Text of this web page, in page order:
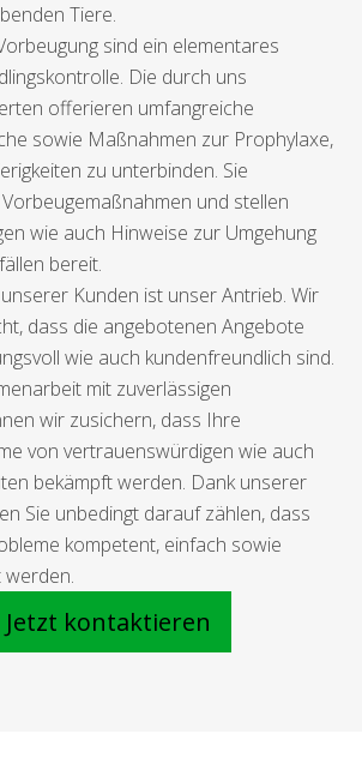
Tiere.
sind ein elementares
Die durch uns
offerieren umfangreiche
sowie Maßnahmen zur Prophylaxe,
zu unterbinden. Sie
und stellen
wie auch Hinweise zur Umgehung
bereit.
Kunden ist unser Antrieb. Wir
dass die angebotenen Angebote
wie auch kundenfreundlich sind.
mit zuverlässigen
wir zusichern, dass Ihre
von vertrauenswürdigen wie auch
bekämpft werden. Dank unserer
Sie unbedingt darauf zählen, dass
kompetent, einfach sowie
werden.
Jetzt kontaktieren